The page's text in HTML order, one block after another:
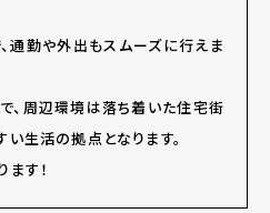
通勤や外出もスムーズに行えま
、周辺環境は落ち着いた住宅街
生活の拠点となります。
す！